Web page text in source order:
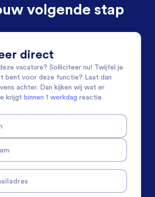
volgende stap
direct
vacature? Solliciteer nu! Twijfel je
bent voor deze functie? Laat dan
achter. Dan kijken wij wat er
krijgt binnen 1 werkdag reactie.